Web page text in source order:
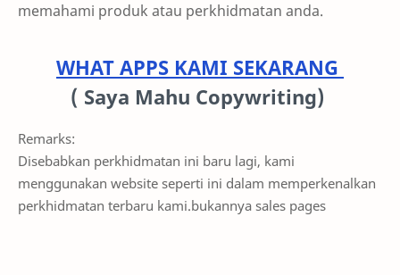
memahami produk atau perkhidmatan anda.
WHAT APPS KAMI SEKARANG
( Saya Mahu Copywriting)
Remarks:
Disebabkan perkhidmatan ini baru lagi, kami
menggunakan website seperti ini dalam memperkenalkan
perkhidmatan terbaru kami.bukannya sales pages